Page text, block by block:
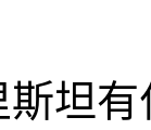
坦